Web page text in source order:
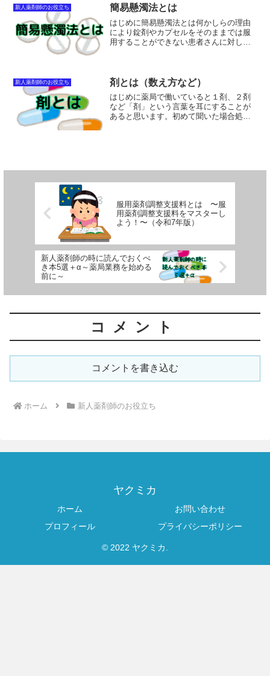
参加し、その結果をふまえ...
新人薬剤師のお役立ち 簡易懸濁法とは
はじめに簡易懸濁法とは何かしらの理由
により錠剤やカプセルをそのままでは服
用することができない患者さんに対して
易懸濁法のやり方薬を投与...
新人薬剤師のお役立ち 剤とは（数え方など）
はじめに薬局で働いていると１剤、２剤
など「剤」という言葉を耳にすることが
あると思います。初めて聞いた場合処方
服用薬剤調整支援料とは 〜服
用薬剤調整支援料をマスターし
よう！〜（令和7年版）
新人薬剤師の時に読んでおくべ
き本5選＋α～薬局業務を始める
前に～
コメント
コメントを書き込む
ホーム 新人薬剤師のお役立ち
ヤクミカ
ホーム
お問い合わせ
プロフィール
プライバシーポリシー
© 2022 ヤクミカ.